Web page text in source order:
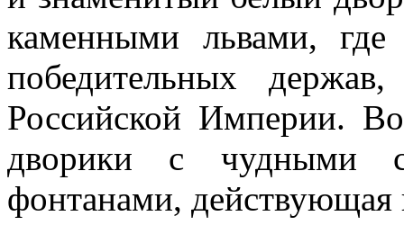
каменными львами, где
победительных
Российской Империи.
дворики с чудными
фонтанами, действующая